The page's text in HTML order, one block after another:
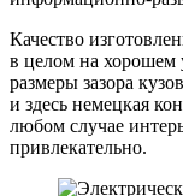
Качество
в целом на хорошем
размеры зазора
и здесь немецкая
любом случае
привлекательно.